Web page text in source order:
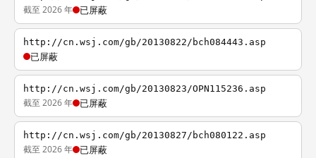
截至 2026 年 已屏蔽
http://cn.wsj.com/gb/20130822/bch084443.asp
已屏蔽
http://cn.wsj.com/gb/20130823/OPN115236.asp
截至 2026 年 已屏蔽
http://cn.wsj.com/gb/20130827/bch080122.asp
截至 2026 年 已屏蔽